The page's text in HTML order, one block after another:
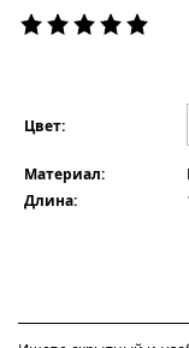
Цвет:
Материал:
Длина: